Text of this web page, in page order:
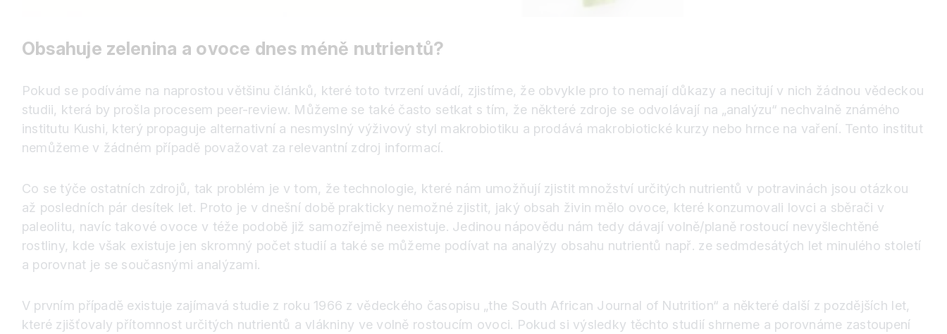
Obsahuje zelenina a ovoce dnes méně nutrientů?
Pokud se podíváme na naprostou většinu článků, které toto tvrzení uvádí, zjistíme, že obvykle pro to nemají důkazy a necitují v nich žádnou vědeckou
studii, která by prošla procesem peer-review. Můžeme se také často setkat s tím, že některé zdroje se odvolávají na „analýzu“ nechvalně známého
institutu Kushi, který propaguje alternativní a nesmyslný výživový styl makrobiotiku a prodává makrobiotické kurzy nebo hrnce na vaření. Tento institut
nemůžeme v žádném případě považovat za relevantní zdroj informací.
Co se týče ostatních zdrojů, tak problém je v tom, že technologie, které nám umožňují zjistit množství určitých nutrientů v potravinách jsou otázkou
až posledních pár desítek let. Proto je v dnešní době prakticky nemožné zjistit, jaký obsah živin mělo ovoce, které konzumovali lovci a sběrači v
paleolitu, navíc takové ovoce v téže podobě již samozřejmě neexistuje. Jedinou nápovědu nám tedy dávají volně/planě rostoucí nevyšlechtěné
rostliny, kde však existuje jen skromný počet studií a také se můžeme podívat na analýzy obsahu nutrientů např. ze sedmdesátých let minulého století
a porovnat je se současnými analýzami.
V prvním případě existuje zajímavá studie z roku 1966 z vědeckého časopisu „the South African Journal of Nutrition“ a některé další z pozdějších let,
které zjišťovaly přítomnost určitých nutrientů a vlákniny ve volně rostoucím ovoci. Pokud si výsledky těchto studií shrneme a porovnáme zastoupení